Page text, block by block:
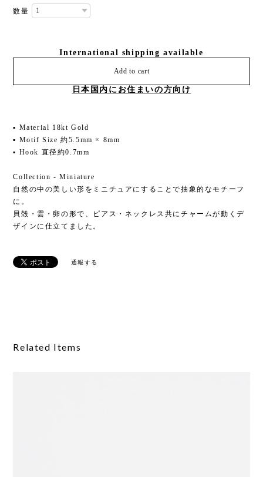
数量
International shipping available
Add to cart
日本国内にお住まいの方向け
▪ Material 18kt Gold
▪ Motif Size 約5.5mm × 8mm
▪ Hook 直径約0.7mm
Collection - Miniature
自然の中の美しい形をミニチュアにすることで抽象的なモチーフ
に。
貝殻・雲・卵の形で、ピアス・ネックレス共にチャームが動くデ
ザインに仕立てました。
通報する
Related Items